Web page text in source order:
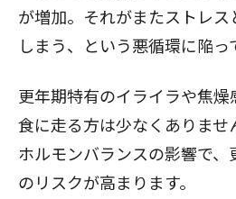
が増加。それがまたストレス
しまう、という悪循環に陥っ
更年期特有のイライラや焦燥
食に走る方は少なくありま
ホルモンバランスの影響で
のリスクが高まります。